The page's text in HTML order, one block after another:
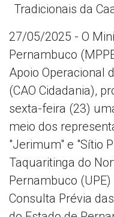
Tradicionais da
27/05/2025 - O
Pernambuco
Apoio Operacional
(CAO Cidadania),
sexta-feira (23)
meio dos
"Jerimum" e "Sítio
Taquaritinga do
Pernambuco
Consulta Prévia